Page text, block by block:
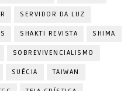
SERVIDOR DA LUZ
SHAKTI REVISTA SHIMA
SOBREVIVENCIALISMO
SUÉCIA TAIWAN